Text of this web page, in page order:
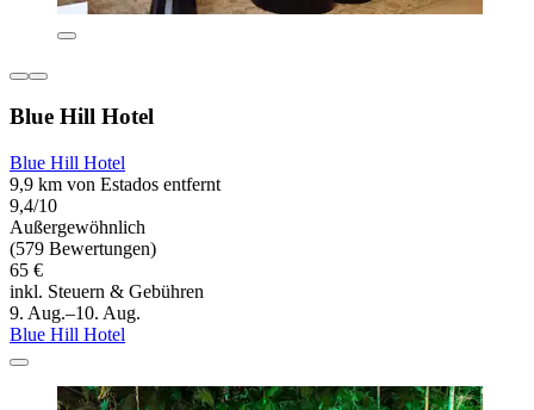
Blue Hill Hotel
Blue Hill Hotel
9,9 km von Estados entfernt
9,4/10
Außergewöhnlich
(579 Bewertungen)
65 €
inkl. Steuern & Gebühren
9. Aug.–10. Aug.
Blue Hill Hotel